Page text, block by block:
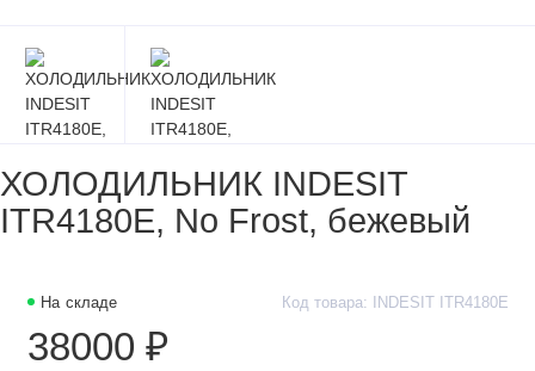
ХОЛОДИЛЬНИК INDESIT
ITR4180E, No Frost, бежевый
На складе Код товара: INDESIT ITR4180E
38000 ₽